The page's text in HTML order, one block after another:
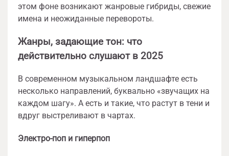
этом фоне возникают жанровые гибриды, свежие
имена и неожиданные перевороты.
Жанры, задающие тон: что
действительно слушают в 2025
В современном музыкальном ландшафте есть
несколько направлений, буквально «звучащих на
каждом шагу». А есть и такие, что растут в тени и
вдруг выстреливают в чартах.
Электро-поп и гиперпоп